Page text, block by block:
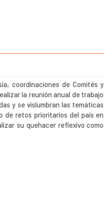
coordinaciones de Comités y
la reunión anual de trabajo
y se vislumbran las temáticas
de retos prioritarios del país en
su quehacer reflexivo como